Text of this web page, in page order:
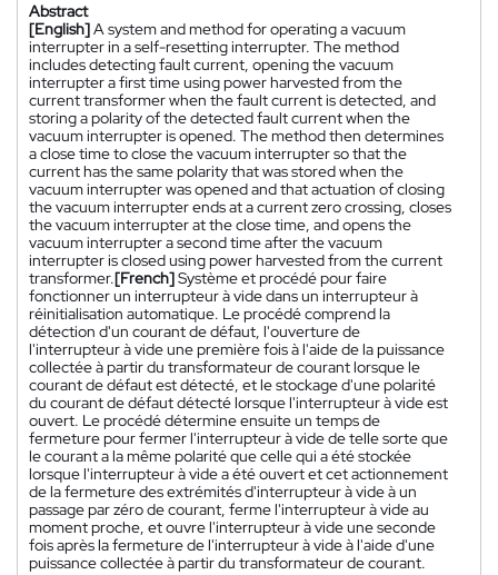
Abstract
[English]A system and method for operating a vacuum
interrupter in a self-resetting interrupter. The method
includes detecting fault current, opening the vacuum
interrupter a first time using power harvested from the
current transformer when the fault current is detected, and
storing a polarity of the detected fault current when the
vacuum interrupter is opened. The method then determines
a close time to close the vacuum interrupter so that the
current has the same polarity that was stored when the
vacuum interrupter was opened and that actuation of closing
the vacuum interrupter ends at a current zero crossing, closes
the vacuum interrupter at the close time, and opens the
vacuum interrupter a second time after the vacuum
interrupter is closed using power harvested from the current
transformer.[French]Système et procédé pour faire
fonctionner un interrupteur à vide dans un interrupteur à
réinitialisation automatique. Le procédé comprend la
détection d'un courant de défaut, l'ouverture de
l'interrupteur à vide une première fois à l'aide de la puissance
collectée à partir du transformateur de courant lorsque le
courant de défaut est détecté, et le stockage d'une polarité
du courant de défaut détecté lorsque l'interrupteur à vide est
ouvert. Le procédé détermine ensuite un temps de
fermeture pour fermer l'interrupteur à vide de telle sorte que
le courant a la même polarité que celle qui a été stockée
lorsque l'interrupteur à vide a été ouvert et cet actionnement
de la fermeture des extrémités d'interrupteur à vide à un
passage par zéro de courant, ferme l'interrupteur à vide au
moment proche, et ouvre l'interrupteur à vide une seconde
fois après la fermeture de l'interrupteur à vide à l'aide d'une
puissance collectée à partir du transformateur de courant.